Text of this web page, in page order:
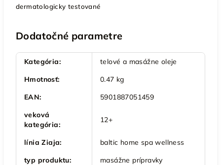
dermatologicky testované
Dodatočné parametre
Kategória:
telové a masážne oleje
Hmotnosť:
0.47 kg
EAN:
5901887051459
veková
kategória:
12+
línia Ziaja:
baltic home spa wellness
typ produktu: masážne prípravky